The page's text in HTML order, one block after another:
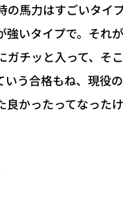
の馬力はすごいタイ
いタイプで。それ
ガチッと入って、そ
う合格もね、現役の
良かったってなった